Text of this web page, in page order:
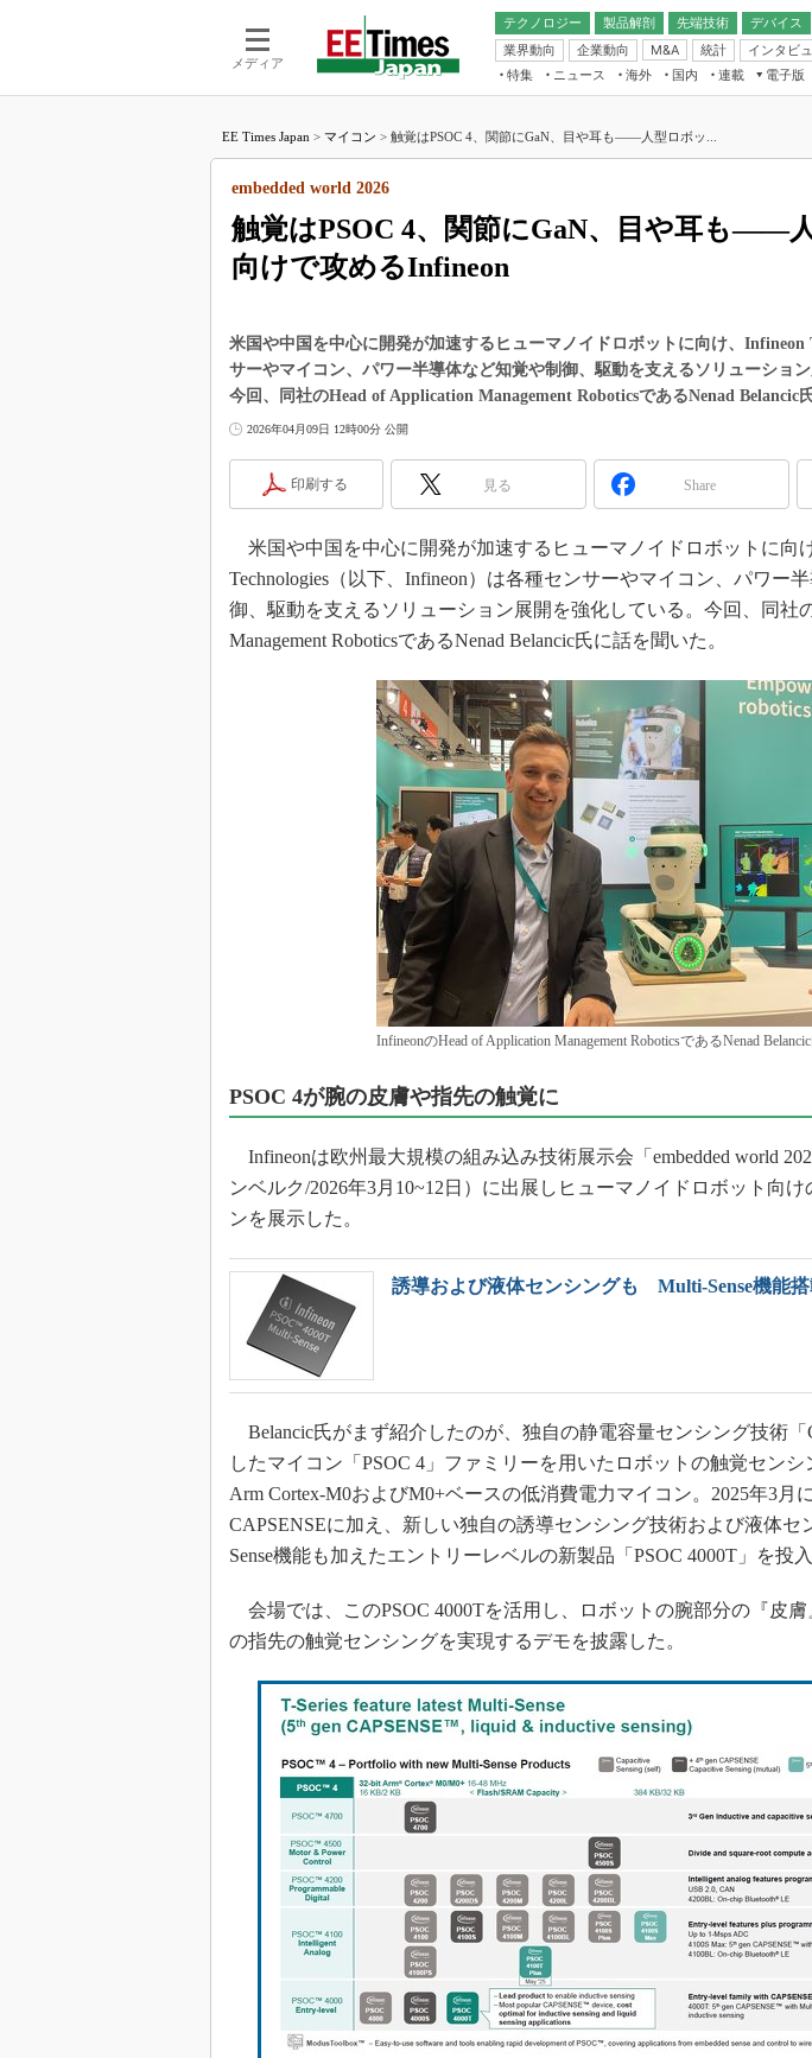
メディア
テクノロジー 製品解剖
先端技術
電池／エネルギー
デバイス
アナログ
マイコン
業界動向
企業動向 M&A 統計 インタビ
フィジカルAI
読者調査（EE Times
電源設計（EDN Japan
エレクトロニクス入門
Japan）
特集 ニュース 海外 国内
連載
福田昭のデバイス通信
大山聡の業界スコープ
ック
世界を「数字」で回してみよう
踊るバズワード ～Behind the
製品分解で探るアジアの新トレンド
光伝送技術を知る
“異端児エンジニア”が仕掛けた社内
イノベーションは日本を救うのか
IHSアナリスト「未来展望」
「英語に愛されないエンジニア」の
ための新行動論
電子版
電子ブックレット
EE Times Japan > マイコン > 触覚はPSOC 4、関節にGaN、目や耳も――人型ロボッ...
触覚はPSOC 4、関節にGaN、目や耳も――
向けで攻めるInfineon
embedded world 2026
米国や中国を中心に開発が加速するヒューマノイドロボットに向け、Infineon
サーやマイコン、パワー半導体など知覚や制御、駆動を支えるソリューション
今回、同社のHead of Application Management RoboticsであるNenad Belancic
2026年04月09日 12時00分 公開
印刷する 見る Share
米国や中国を中心に開発が加速するヒューマノイドロボットに向
Technologies（以下、Infineon）は各種センサーやマイコン、パワー
御、駆動を支えるソリューション展開を強化している。今回、同社
Management RoboticsであるNenad Belancic氏に話を聞いた。
InfineonのHead of Application Management RoboticsであるNenad
PSOC 4が腕の皮膚や指先の触覚に
Infineonは欧州最大規模の組み込み技術展示会「embedded world
ンベルク/2026年3月10~12日）に出展しヒューマノイドロボット向
ンを展示した。
誘導および液体センシングも Multi-Sense機能
Belancic氏がまず紹介したのが、独自の静電容量センシング技術「
したマイコン「PSOC 4」ファミリーを用いたロボットの触覚センシ
Arm Cortex-M0およびM0+ベースの低消費電力マイコン。2025年3月
CAPSENSEに加え、新しい独自の誘導センシング技術および液体セ
Sense機能も加えたエントリーレベルの新製品「PSOC 4000T」を投入
会場では、このPSOC 4000Tを活用し、ロボットの腕部分の『皮
の指先の触覚センシングを実現するデモを披露した。